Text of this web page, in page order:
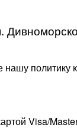
политику
Visa/